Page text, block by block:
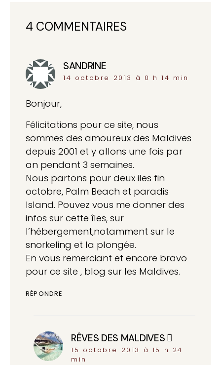
4 COMMENTAIRES
SANDRINE
14 octobre 2013 à 0 h 14 min
Bonjour,
Félicitations pour ce site, nous
sommes des amoureux des Maldives
depuis 2001 et y allons une fois par
an pendant 3 semaines.
Nous partons pour deux iles fin
octobre, Palm Beach et paradis
Island. Pouvez vous me donner des
infos sur cette îles, sur
l’hébergement,notamment sur le
snorkeling et la plongée.
En vous remerciant et encore bravo
pour ce site , blog sur les Maldives.
RÉPONDRE
RÊVES DES MALDIVES
15 octobre 2013 à 15 h 24
min